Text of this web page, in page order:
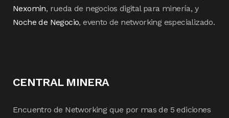
Nexomin, rueda de negocios digital para minería, y
Noche de Negocio, evento de networking especializado.
CENTRAL MINERA
Encuentro de Networking que por mas de 5 ediciones